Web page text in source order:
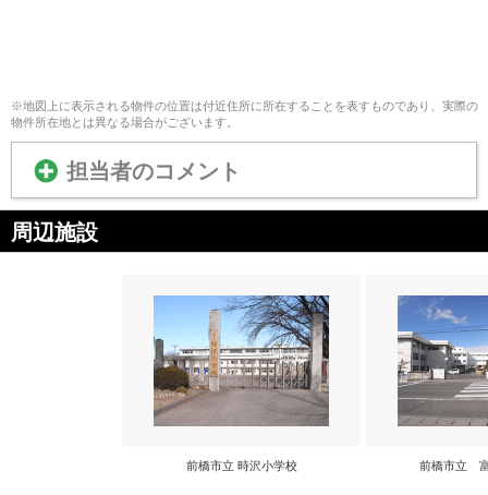
※地図上に表示される物件の位置は付近住所に所在することを表すものであり、実際の
物件所在地とは異なる場合がございます。
担当者のコメント
周辺施設
前橋市立 時沢小学校 前橋市立